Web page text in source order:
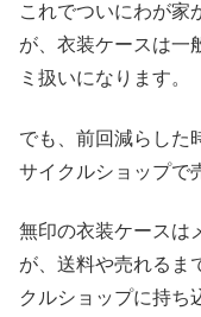
これでついにわが家
が、衣装ケースは一
ミ扱いになります。
でも、前回減らした
サイクルショップで
無印の衣装ケースは
が、送料や売れるま
クルショップに持ち